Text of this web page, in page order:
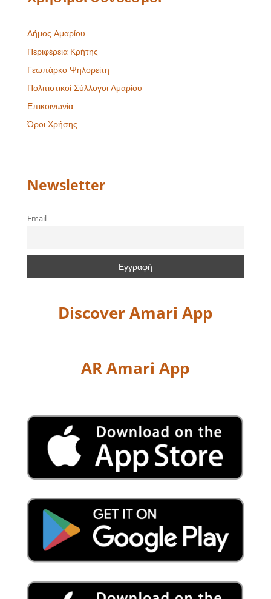
Δήμος Αμαρίου
Περιφέρεια Κρήτης
Γεωπάρκο Ψηλορείτη
Πολιτιστικοί Σύλλογοι Αμαρίου
Επικοινωνία
Όροι Χρήσης
Newsletter
Email
Discover Amari App
AR Amari App